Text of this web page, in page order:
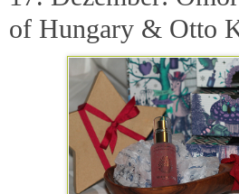
of Hungary & Otto